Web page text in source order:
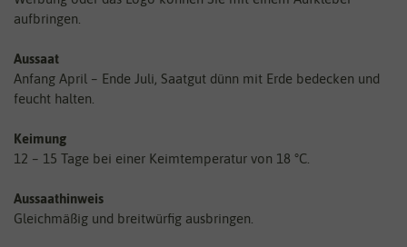
aufbringen.
Aussaat
Anfang April – Ende Juli, Saatgut dünn mit Erde bedecken und
feucht halten.
Keimung
12 – 15 Tage bei einer Keimtemperatur von 18 °C.
Aussaathinweis
Gleichmäßig und breitwürfig ausbringen.